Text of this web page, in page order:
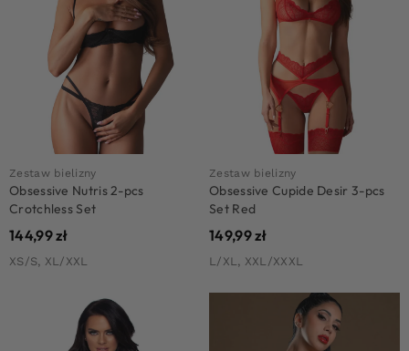
Zestaw bielizny
Obsessive Nutris 2-pcs
Crotchless Set
144,99zł
XS/S, XL/XXL
Zestaw bielizny
Obsessive Cupide Desir 3-pcs
Set Red
149,99zł
L/XL, XXL/XXXL